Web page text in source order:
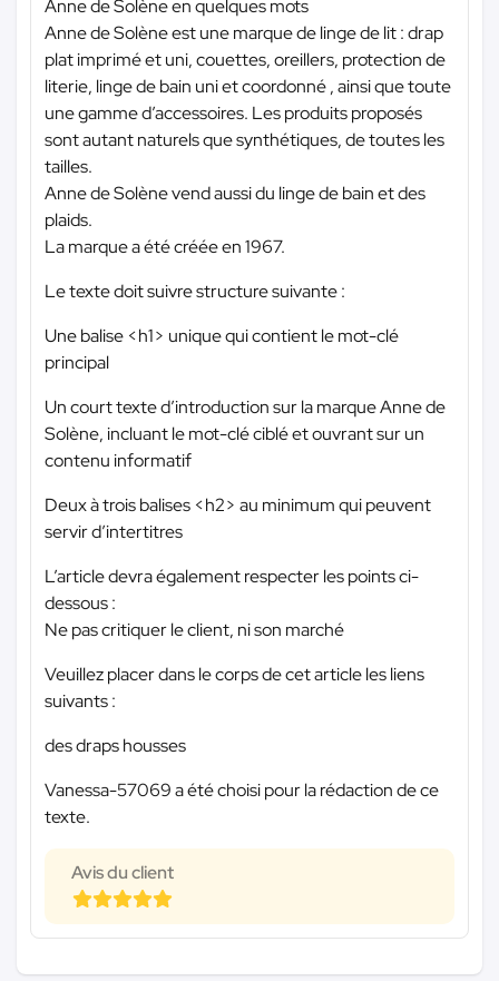
Anne de Solène en quelques mots
Anne de Solène est une marque de linge de lit : drap
plat imprimé et uni, couettes, oreillers, protection de
literie, linge de bain uni et coordonné , ainsi que toute
une gamme d’accessoires. Les produits proposés
sont autant naturels que synthétiques, de toutes les
tailles.
Anne de Solène vend aussi du linge de bain et des
plaids.
La marque a été créée en 1967.
Le texte doit suivre structure suivante :
Une balise <h1> unique qui contient le mot-clé
principal
Un court texte d’introduction sur la marque Anne de
Solène, incluant le mot-clé ciblé et ouvrant sur un
contenu informatif
Deux à trois balises <h2> au minimum qui peuvent
servir d’intertitres
L’article devra également respecter les points ci-
dessous :
Ne pas critiquer le client, ni son marché
Veuillez placer dans le corps de cet article les liens
suivants :
des draps housses
Vanessa-57069 a été choisi pour la rédaction de ce
texte.
Avis du client